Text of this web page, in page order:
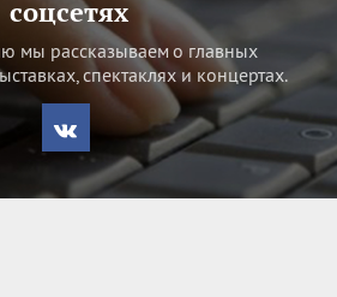
соцсетях
мы рассказываем о главных
спектаклях и концертах.